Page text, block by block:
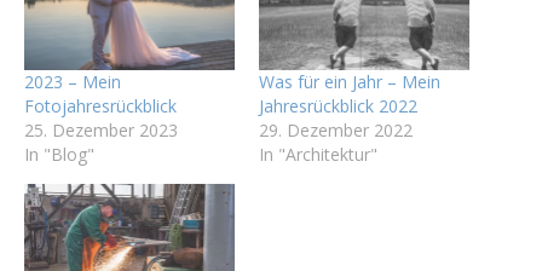
2023 – Mein
Fotojahresrückblick
25. Dezember 2023
In "Blog"
Was für ein Jahr – Mein
Jahresrückblick 2022
29. Dezember 2022
In "Architektur"